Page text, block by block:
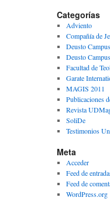
Categorías
Adviento
Compañía de
Deusto
Deusto
Facultad de
Garate
MAGIS 2011
Publicaciones
Revista
SoliDe
Testimonios
Meta
Acceder
Feed de
Feed de
WordPress.org